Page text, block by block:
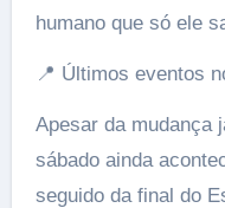
humano que só ele
📍 Últimos eventos
Apesar da mudança
sábado ainda
seguido da final do